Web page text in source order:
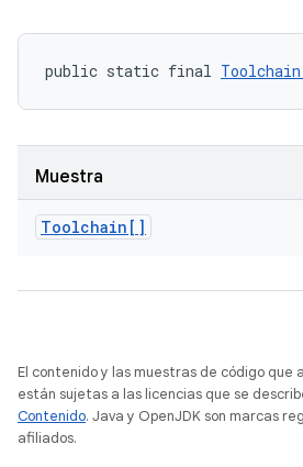
public static final
Muestra
Toolchain[]
El contenido y las muestras de código que
están sujetas a las licencias que se
Contenido. Java y OpenJDK son marcas
afiliados.